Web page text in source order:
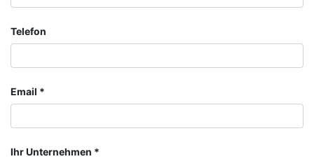
Telefon
Email
Ihr Unternehmen